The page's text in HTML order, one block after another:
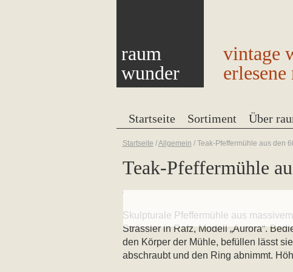
raum
wunder
vintage
Startseite Sortiment Über
Startseite /Allgemein / Teak-Pfeffermühle aus den
Teak-Pfeffermühle
Skulpturale Pfeffermühle aus
Strässler in Rafz, Modell „Aurora“.
den Körper der Mühle, befüllen lässt
abschraubt und den Ring abnimmt.